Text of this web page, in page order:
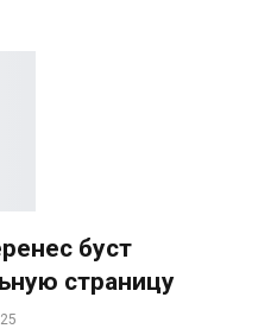
буст
страницу